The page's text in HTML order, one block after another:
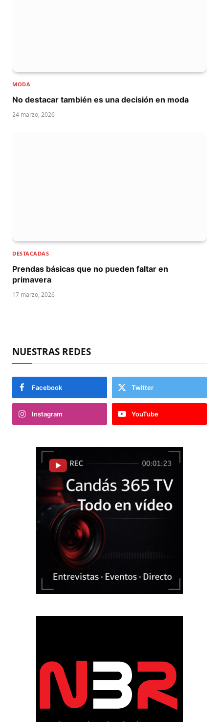
MODA
No destacar también es una decisión en moda
24 marzo, 2026
DESTACADAS
Prendas básicas que no pueden faltar en
primavera
17 marzo, 2026
NUESTRAS REDES
Facebook Twitter
Instagram YouTube